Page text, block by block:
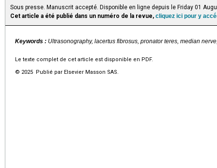
Sous presse. Manuscrit accepté. Disponible en ligne depuis le Friday 01
Cet article a été publié dans un numéro de la revue, cliquez ici pour y
Keywords : Ultrasonography, lacertus fibrosus, pronator teres, median
Le texte complet de cet article est disponible en PDF.
© 2025 Publié par Elsevier Masson SAS.